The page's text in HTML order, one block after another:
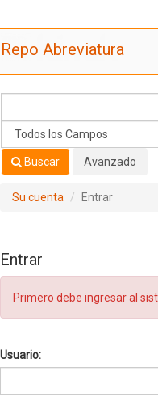
Repo Abreviatura
Buscar Avanzado
Su cuenta Entrar
Entrar
Primero debe ingresar al
Usuario: